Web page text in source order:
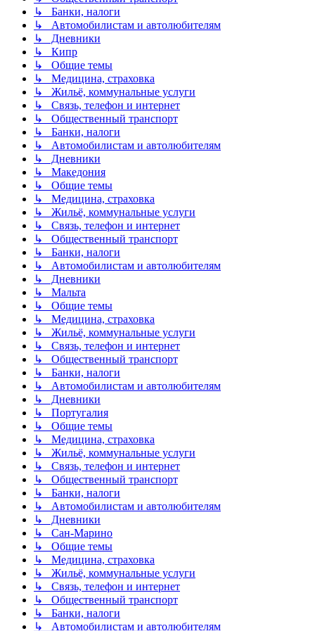
↳ Банки, налоги
↳ Автомобилистам и автолюбителям
↳ Дневники
↳ Кипр
↳ Общие темы
↳ Медицина, страховка
↳ Жильё, коммунальные услуги
↳ Связь, телефон и интернет
↳ Общественный транспорт
↳ Банки, налоги
↳ Автомобилистам и автолюбителям
↳ Дневники
↳ Македония
↳ Общие темы
↳ Медицина, страховка
↳ Жильё, коммунальные услуги
↳ Связь, телефон и интернет
↳ Общественный транспорт
↳ Банки, налоги
↳ Автомобилистам и автолюбителям
↳ Дневники
↳ Мальта
↳ Общие темы
↳ Медицина, страховка
↳ Жильё, коммунальные услуги
↳ Связь, телефон и интернет
↳ Общественный транспорт
↳ Банки, налоги
↳ Автомобилистам и автолюбителям
↳ Дневники
↳ Португалия
↳ Общие темы
↳ Медицина, страховка
↳ Жильё, коммунальные услуги
↳ Связь, телефон и интернет
↳ Общественный транспорт
↳ Банки, налоги
↳ Автомобилистам и автолюбителям
↳ Дневники
↳ Сан-Марино
↳ Общие темы
↳ Медицина, страховка
↳ Жильё, коммунальные услуги
↳ Связь, телефон и интернет
↳ Общественный транспорт
↳ Банки, налоги
↳ Автомобилистам и автолюбителям